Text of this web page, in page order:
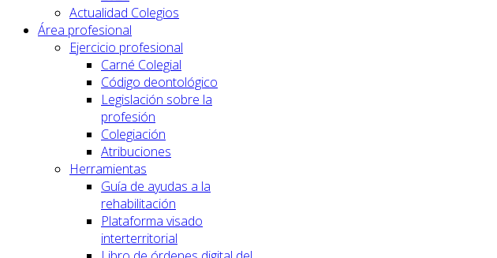
Actualidad Colegios
Área profesional
Ejercicio profesional
Carné Colegial
Código deontológico
Legislación sobre la
profesión
Colegiación
Atribuciones
Herramientas
Guía de ayudas a la
rehabilitación
Plataforma visado
interterritorial